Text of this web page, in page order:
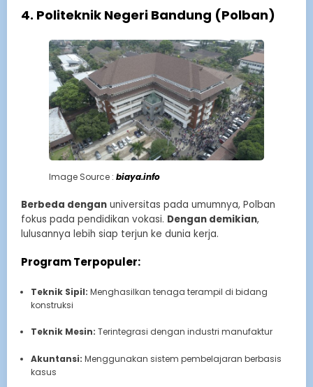
4. Politeknik Negeri Bandung (Polban)
Image Source : biaya.info
Berbeda dengan universitas pada umumnya, Polban
fokus pada pendidikan vokasi. Dengan demikian,
lulusannya lebih siap terjun ke dunia kerja.
Program Terpopuler:
Teknik Sipil: Menghasilkan tenaga terampil di bidang
konstruksi
Teknik Mesin: Terintegrasi dengan industri manufaktur
Akuntansi: Menggunakan sistem pembelajaran berbasis
kasus